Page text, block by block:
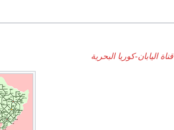
قناة اليابان-كوريا البحرية